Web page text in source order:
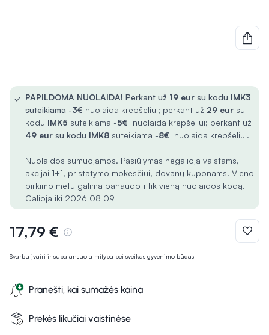
Svarbu įvairi ir subalansuota mityba bei sveikas gyvenimo būdas
✓ PAPILDOMA NUOLAIDA! Perkant už 19 eur su kodu IMK3
suteikiama -3€ nuolaida krepšeliui; perkant už 29 eur su
kodu IMK5 suteikiama -5€ nuolaida krepšeliui; perkant už
49 eur su kodu IMK8 suteikiama -8€ nuolaida krepšeliui.
Nuolaidos sumuojamos. Pasiūlymas negalioja vaistams,
akcijai 1+1, pristatymo mokesčiui, dovanų kuponams. Vieno
pirkimo metu galima panaudoti tik vieną nuolaidos kodą.
Galioja iki 2026 08 09
17,79 €
Pranešti, kai sumažės kaina
Prekės likučiai vaistinėse